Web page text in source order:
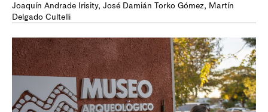
Joaquín Andrade Irisity, José Damián Torko Gómez, Martín
Delgado Cultelli